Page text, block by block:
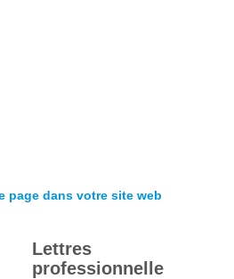
page dans votre site web
Lettres
professionnelle